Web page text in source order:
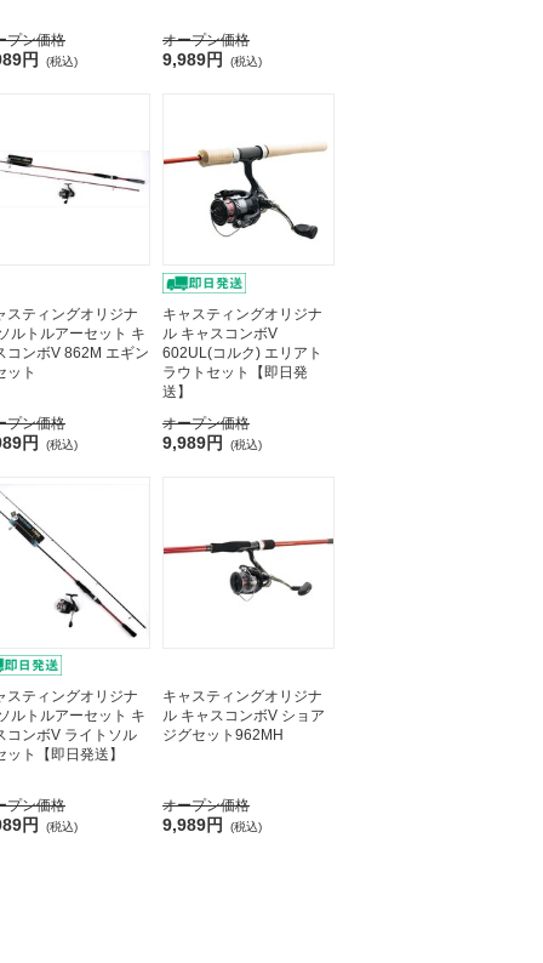
プン価格
円 (税込)
オープン価格
9,989円 (税込)
スティングオリジナ
ルトルアーセット キ
コンボV 862M エギン
ット
プン価格
円 (税込)
キャスティングオリジナ
ル キャスコンボV
602UL(コルク) エリアト
ラウトセット【即日発
送】
オープン価格
9,989円 (税込)
スティングオリジナ
ルトルアーセット キ
コンボV ライトソル
ット【即日発送】
プン価格
円 (税込)
キャスティングオリジナ
ル キャスコンボV ショア
ジグセット962MH
オープン価格
9,989円 (税込)